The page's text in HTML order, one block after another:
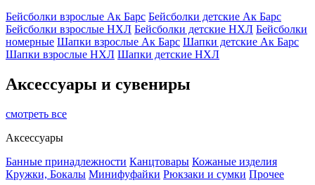
Бейсболки взрослые Ак Барс Бейсболки детские Ак Барс
Бейсболки взрослые НХЛ Бейсболки детские НХЛ Бейсболки
номерные Шапки взрослые Ак Барс Шапки детские Ак Барс
Шапки взрослые НХЛ Шапки детские НХЛ
Аксессуары и сувениры
смотреть все
Аксессуары
Банные принадлежности Канцтовары Кожаные изделия
Кружки, Бокалы Минифуфайки Рюкзаки и сумки Прочее